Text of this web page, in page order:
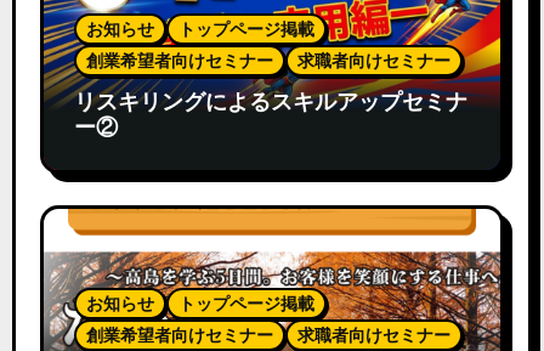
お知らせ
トップページ掲載
創業希望者向けセミナー
求職者向けセミナー
リスキリングによるスキルアップセミナ
ー②
お知らせ
トップページ掲載
創業希望者向けセミナー
求職者向けセミナー